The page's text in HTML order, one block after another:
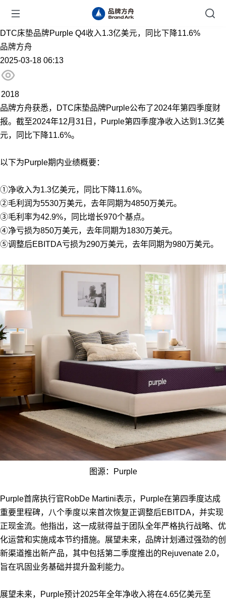
DTC床垫品牌Purple Q4收入1.3亿美元，同比下降11.6%
品牌方舟
2025-03-18 06:13
2018
品牌方舟获悉，DTC床垫品牌Purple公布了2024年第四季度财
报。截至2024年12月31日，Purple第四季度净收入达到1.3亿美
元，同比下降11.6%。
以下为Purple期内业绩概要：
①净收入为1.3亿美元，同比下降11.6%。
②毛利润为5530万美元，去年同期为4850万美元。
③毛利率为42.9%，同比增长970个基点。
④净亏损为850万美元，去年同期为1830万美元。
⑤调整后EBITDA亏损为290万美元，去年同期为980万美元。
图源：Purple
Purple首席执行官RobDe Martini表示，Purple在第四季度达成
重要里程碑，八个季度以来首次恢复正调整后EBITDA，并实现
正现金流。他指出，这一成就得益于团队全年严格执行战略、优
化运营和实施成本节约措施。展望未来，品牌计划通过强劲的创
新渠道推出新产品，其中包括第二季度推出的Rejuvenate 2.0，
旨在巩固业务基础并提升盈利能力。
展望未来，Purple预计2025年全年净收入将在4.65亿美元至